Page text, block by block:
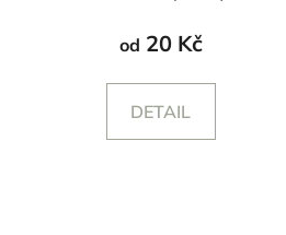
od 20 Kč
DETAIL